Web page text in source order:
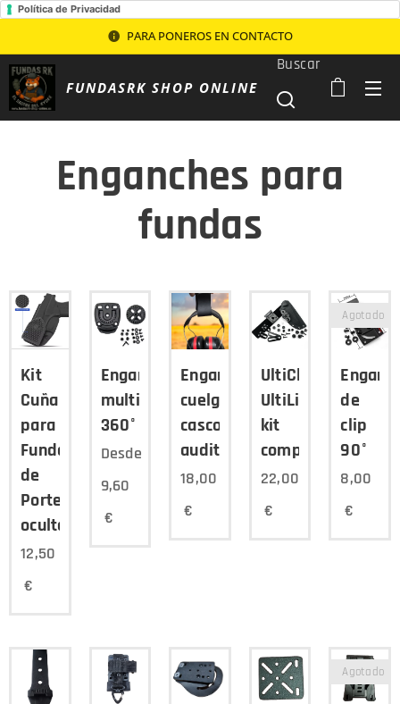
Política de Privacidad
PARA PONEROS EN CONTACTO
FUNDASRK SHOP ONLINE
Buscar
Enganches para
fundas
Kit
Cuña
para
Fundas
de
Porte
oculto
12,50
€
Enganche
multiposicion
360°
Desde
9,60
€
Enganche
cuelga
cascos
auditivos
18,00
€
UltiClip
UltiLink
kit
completo
22,00
€
de
clip
90°
Agotado
8,00
€
Agotado